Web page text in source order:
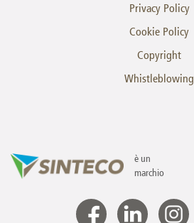
Privacy Policy
Cookie Policy
Copyright
Whistleblowing
è un
marchio